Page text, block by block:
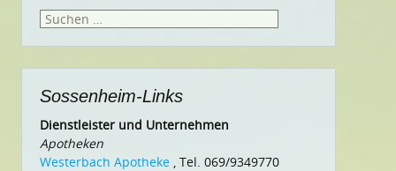
Suchen
Sossenheim-Links
Dienstleister und Unternehmen
Apotheken
Westerbach Apotheke , Tel. 069/9349770